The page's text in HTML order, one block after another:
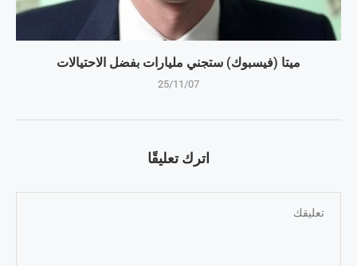
ميتا (فيسبوك) ستجني مليارات بفضل الاحتيالات
25/11/07
اترك تعليقًا